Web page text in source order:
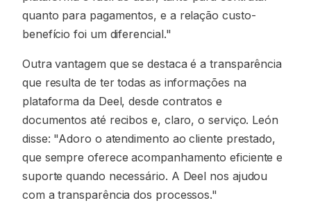
quanto para pagamentos, e a relação custo-
benefício foi um diferencial."
Outra vantagem que se destaca é a transparência
que resulta de ter todas as informações na
plataforma da Deel, desde contratos e
documentos até recibos e, claro, o serviço. León
disse: "Adoro o atendimento ao cliente prestado,
que sempre oferece acompanhamento eficiente e
suporte quando necessário. A Deel nos ajudou
com a transparência dos processos."